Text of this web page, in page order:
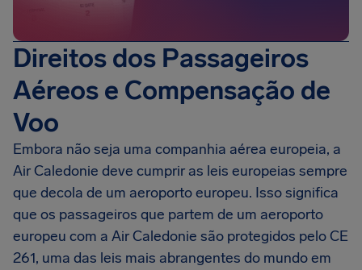
Direitos dos Passageiros
Aéreos e Compensação de
Voo
Embora não seja uma companhia aérea europeia, a
Air Caledonie deve cumprir as leis europeias sempre
que decola de um aeroporto europeu. Isso significa
que os passageiros que partem de um aeroporto
europeu com a Air Caledonie são protegidos pelo CE
261, uma das leis mais abrangentes do mundo em